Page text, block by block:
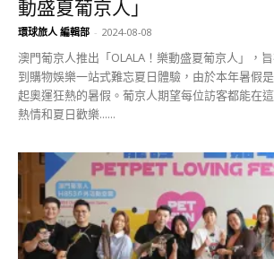
動盛夏葡京人」
環球旅人 編輯部 - 2024-08-08
澳門葡京人推出「OLALA！樂動盛夏葡京人」，
到購物娛樂一站式難忘夏日體驗，由於本年暑假
起奧運狂熱的暑假。葡京人期望每位訪客都能在
熱情和夏日歡樂......